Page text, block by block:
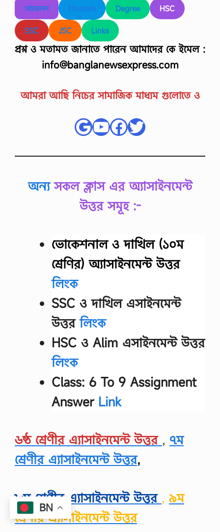
সাজেশন Honors Degree HSC
SSC JSC Links
প্রশ্ন ও মতামত জানাতে পারেন আমাদের কে ইমেল :
info@banglanewsexpress.com
আমরা আছি নিচের সামাজিক মাধ্যম গুলোতে ও
Google
YouTube
Facebook
Twitter
অন্যসকল ক্লাস এর অ্যাসাইনমেন্ট
উত্তর সমূহ :-
ভোকেশনাল ও দাখিল (১০ম
শ্রেণির) অ্যাসাইনমেন্ট উত্তর
লিংক
SSC ও দাখিল এসাইনমেন্ট
উত্তরলিংক
HSC ও Alim এসাইনমেন্ট উত্তর
লিংক
Class: 6 To 9 Assignment
Answer Link
৬ষ্ঠ শ্রেণীর এ্যাসাইনমেন্ট উত্তর , ৭ম
শ্রেণীর এ্যাসাইনমেন্ট উত্তর,
৮ম শ্রেণীর এ্যাসাইনমেন্ট উত্তর , ৯ম
শ্রেণীর এ্যাসাইনমেন্ট উত্তর
BN